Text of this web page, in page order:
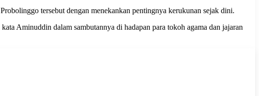
tersebut dengan menekankan pentingnya kerukunan sejak dini.
Aminuddin dalam sambutannya di hadapan para tokoh agama dan jajaran